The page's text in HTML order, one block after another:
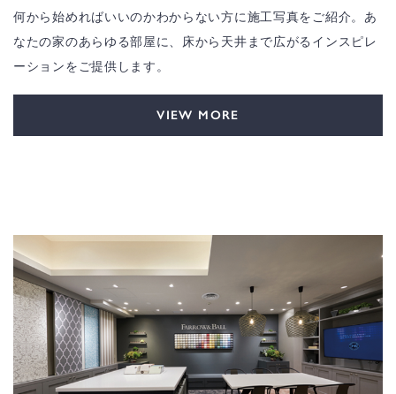
何から始めればいいのかわからない方に施工写真をご紹介。あ
なたの家のあらゆる部屋に、床から天井まで広がるインスピレ
ーションをご提供します。
VIEW MORE